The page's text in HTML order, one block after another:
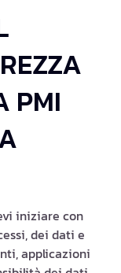
PMI
iniziare con
dei dati e
applicazioni